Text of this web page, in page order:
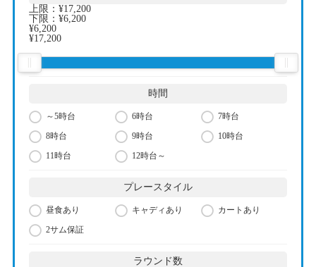
上限： ¥17,200
下限： ¥6,200
¥6,200
¥17,200
時間
～5時台 6時台
7時台
8時台
9時台
10時台
11時台
12時台～
プレースタイル
昼食あり キャディあり
カートあり
2サム保証
ラウンド数